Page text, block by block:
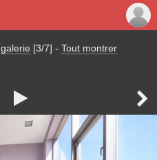
galerie [3/7] - Tout montrer
 